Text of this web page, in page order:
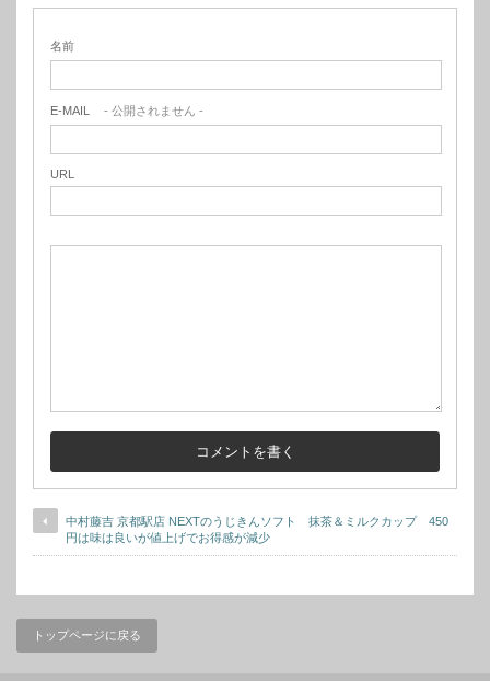
名前
E-MAIL - 公開されません -
URL
中村藤吉 京都駅店 NEXTのうじきんソフト 抹茶＆ミルクカップ 450
円は味は良いが値上げでお得感が減少
トップページに戻る